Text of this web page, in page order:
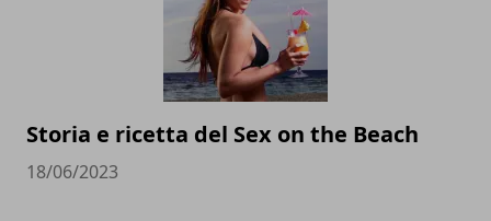
Storia e ricetta del Sex on the Beach
18/06/2023